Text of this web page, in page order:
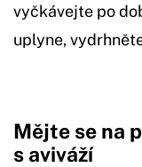
vyčkávejte po
uplyne,
Mějte se na
s aviváží